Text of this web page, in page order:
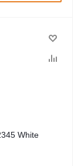
White